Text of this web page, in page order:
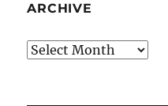
ARCHIVE
Archive